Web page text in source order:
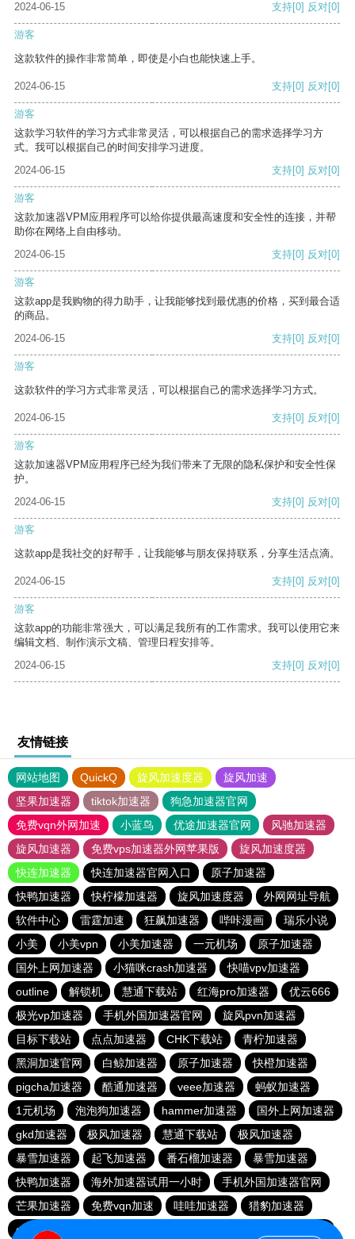
2024-06-15 支持[0] 反对[0]
游客
这款软件的操作非常简单，即使是小白也能快速上手。
2024-06-15 支持[0] 反对[0]
游客
这款学习软件的学习方式非常灵活，可以根据自己的需求选择学习方
式。我可以根据自己的时间安排学习进度。
2024-06-15
支持[0] 反对[0]
游客
这款加速器VPM应用程序可以给你提供最高速度和安全性的连接，并帮
助你在网络上自由移动。
2024-06-15
支持[0] 反对[0]
游客
这款app是我购物的得力助手，让我能够找到最优惠的价格，买到最合适
的商品。
2024-06-15
支持[0] 反对[0]
游客
这款软件的学习方式非常灵活，可以根据自己的需求选择学习方式。
2024-06-15 支持[0] 反对[0]
游客
这款加速器VPM应用程序已经为我们带来了无限的隐私保护和安全性保
护。
2024-06-15
支持[0] 反对[0]
游客
这款app是我社交的好帮手，让我能够与朋友保持联系，分享生活点滴。
2024-06-15 支持[0] 反对[0]
游客
这款app的功能非常强大，可以满足我所有的工作需求。我可以使用它来
编辑文档、制作演示文稿、管理日程安排等。
2024-06-15
支持[0] 反对[0]
友情链接
网站地图 QuickQ 旋风加速度器
旋风加速
坚果加速器
tiktok加速器
狗急加速器官网
免费vqn外网加速
小蓝鸟 优途加速器官网
风驰加速器
旋风加速器
免费vps加速器外网苹果版
旋风加速度器
快连加速器
快连加速器官网入口
原子加速器
快鸭加速器
快柠檬加速器 旋风加速度器
外网网址导航
软件中心
雷霆加速 狂飙加速器 哔咔漫画
瑞乐小说
小美
小美vpn 小美加速器 一元机场
原子加速器
国外上网加速器
小猫咪crash加速器
快喵vpv加速器
outline
解锁机 慧通下载站 红海pro加速器
优云666
极光vp加速器
手机外国加速器官网
旋风pvn加速器
目标下载站
点点加速器 CHK下载站
青柠加速器
黑洞加速官网
白鲸加速器 原子加速器
快橙加速器
pigcha加速器
酷通加速器 veee加速器
蚂蚁加速器
1元机场
泡泡狗加速器 hammer加速器
国外上网加速器
gkd加速器
极风加速器 慧通下载站
极风加速器
暴雪加速器
起飞加速器 番石榴加速器
暴雪加速器
快鸭加速器
海外加速器试用一小时
手机外国加速器官网
芒果加速器
免费vqn加速 哇哇加速器
猎豹加速器
gkd加速器